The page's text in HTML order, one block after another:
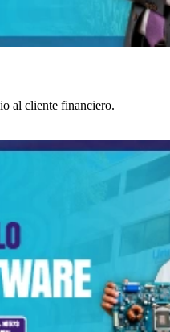
al cliente financiero.